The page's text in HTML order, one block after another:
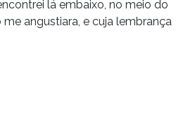
lá embaixo, no meio do
angustiara, e cuja lembrança